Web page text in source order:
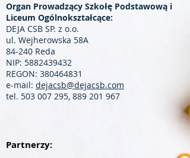
Organ Prowadzący Szkołę Podstawową i
Liceum Ogólnokształcące:
DEJA CSB SP. z o.o.
ul. Wejherowska 58A
84-240 Reda
NIP: 5882439432
REGON: 380464831
e-mail: dejacsb@dejacsb.com
tel. 503 007 295, 889 201 967
Partnerzy: